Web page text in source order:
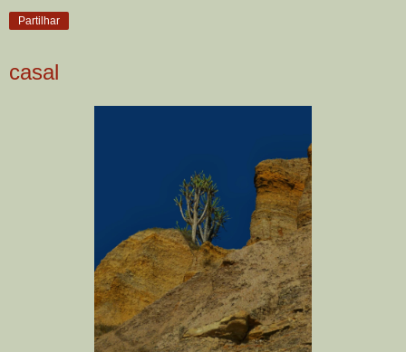
Partilhar
casal